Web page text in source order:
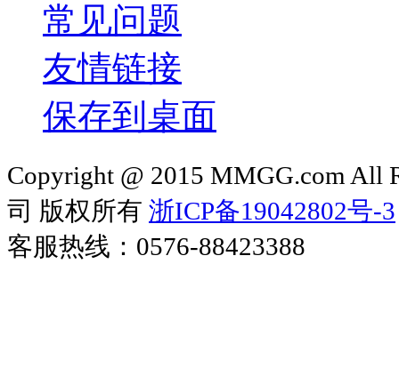
常见问题
友情链接
保存到桌面
Copyright @ 2015 MMGG.com All
司 版权所有 浙ICP备19042802号-3
客服热线：0576-88423388